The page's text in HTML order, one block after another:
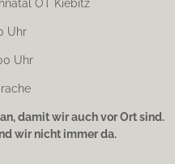
OT Kiebitz
Uhr
Uhr
damit wir auch vor Ort sind.
wir nicht immer da.